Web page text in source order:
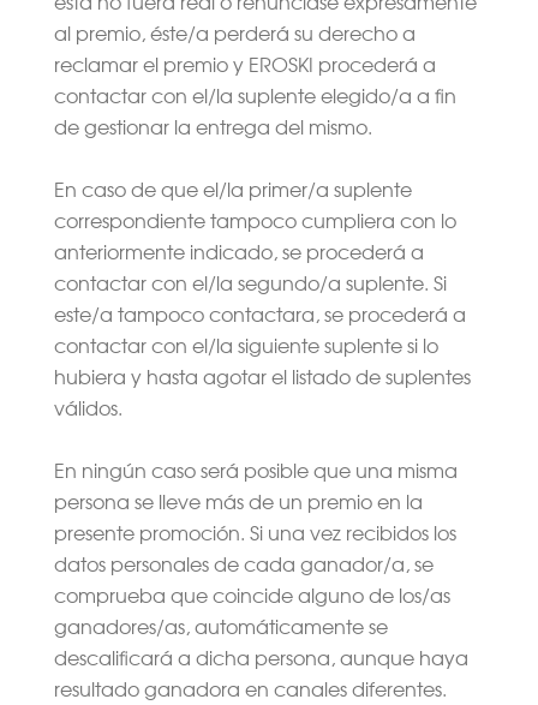
al premio, éste/a perderá su derecho a
reclamar el premio y EROSKI procederá a
contactar con el/la suplente elegido/a a fin
de gestionar la entrega del mismo.
En caso de que el/la primer/a suplente
correspondiente tampoco cumpliera con lo
anteriormente indicado, se procederá a
contactar con el/la segundo/a suplente. Si
este/a tampoco contactara, se procederá a
contactar con el/la siguiente suplente si lo
hubiera y hasta agotar el listado de suplentes
válidos.
En ningún caso será posible que una misma
persona se lleve más de un premio en la
presente promoción. Si una vez recibidos los
datos personales de cada ganador/a, se
comprueba que coincide alguno de los/as
ganadores/as, automáticamente se
descalificará a dicha persona, aunque haya
resultado ganadora en canales diferentes.